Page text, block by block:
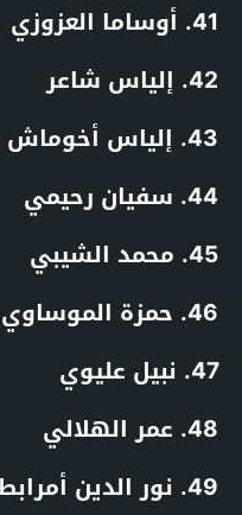
41. أوساما العزوزي
42. إلياس شاعر
43. إلياس أخوماش
44. سفيان رحيمي
45. محمد الشيبي
46. حمزة الموساوي
47. نبيل عليوي
48. عمر الهلالي
49. نور الدين أمرابط